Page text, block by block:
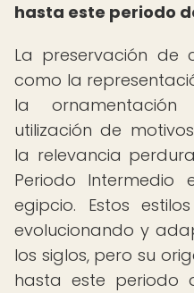
hasta este periodo
La preservación de
como la
la
utilización de
la relevancia
Periodo
egipcio. Estos
evolucionando y
los siglos, pero su
hasta este periodo